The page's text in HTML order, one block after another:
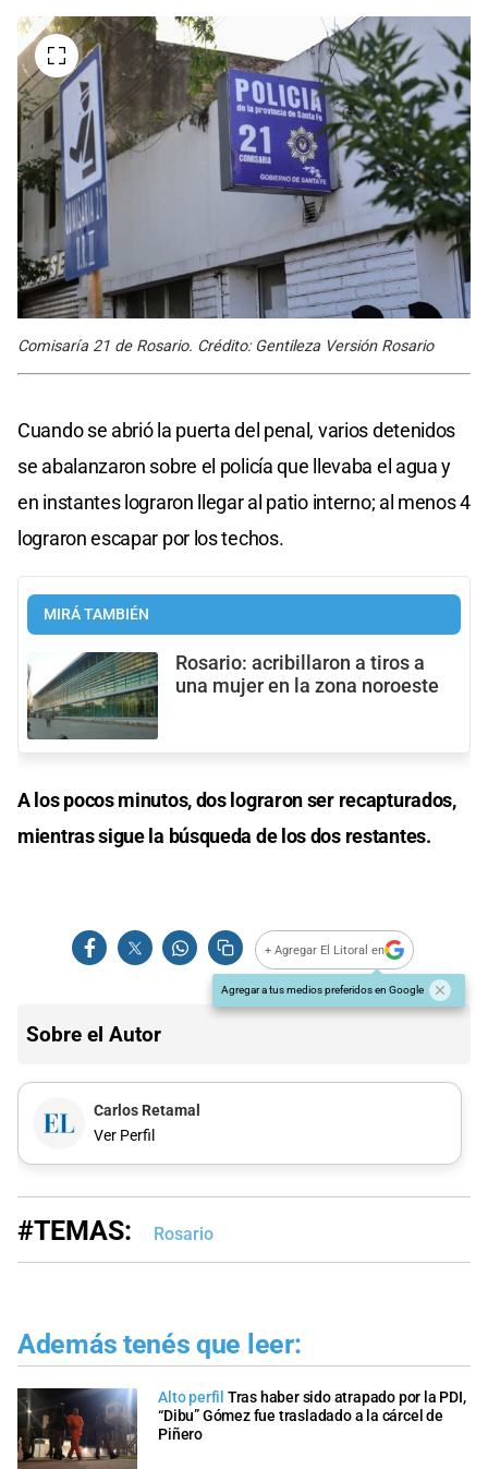
Comisaría 21 de Rosario. Crédito: Gentileza Versión Rosario
Cuando se abrió la puerta del penal, varios detenidos
se abalanzaron sobre el policía que llevaba el agua y
en instantes lograron llegar al patio interno; al menos 4
lograron escapar por los techos.
MIRÁ TAMBIÉN
Rosario: acribillaron a tiros a
una mujer en la zona noroeste
A los pocos minutos, dos lograron ser recapturados,
mientras sigue la búsqueda de los dos restantes.
+ Agregar El Litoral en
Agregar a tus medios preferidos en Google
Sobre el Autor
Carlos Retamal
Ver Perfil
#TEMAS: Rosario
Además tenés que leer:
Alto perfil Tras haber sido atrapado por la PDI,
“Dibu” Gómez fue trasladado a la cárcel de
Piñero